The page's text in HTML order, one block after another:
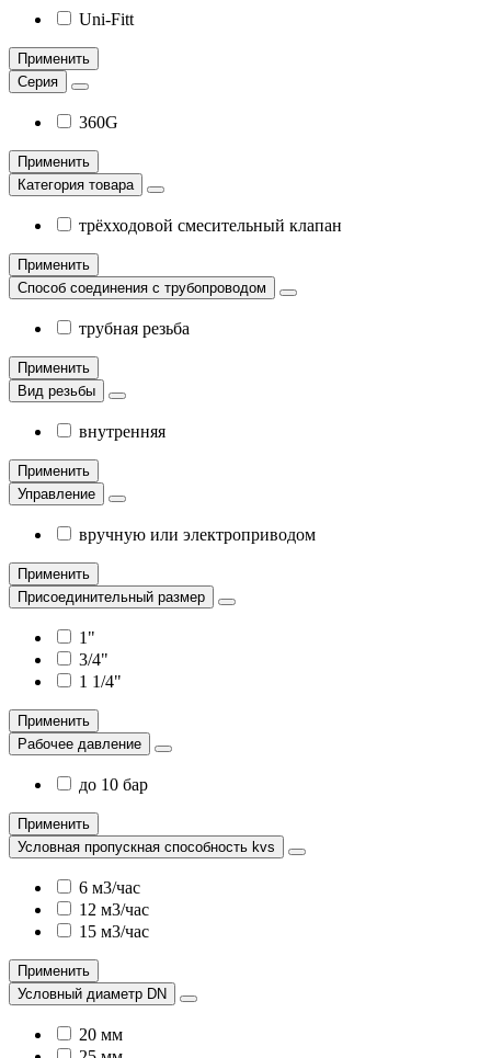
Uni-Fitt
Применить
Серия
360G
Применить
Категория товара
трёхходовой смесительный клапан
Применить
Способ соединения с трубопроводом
трубная резьба
Применить
Вид резьбы
внутренняя
Применить
Управление
вручную или электроприводом
Применить
Присоединительный размер
1"
3/4"
1 1/4"
Применить
Рабочее давление
до 10 бар
Применить
Условная пропускная способность kvs
6 м3/час
12 м3/час
15 м3/час
Применить
Условный диаметр DN
20 мм